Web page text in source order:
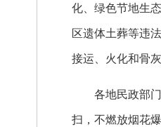
化、绿色节地生
区遗体土葬等违
接运、火化和骨
各地民政部门
扫，不燃放烟花